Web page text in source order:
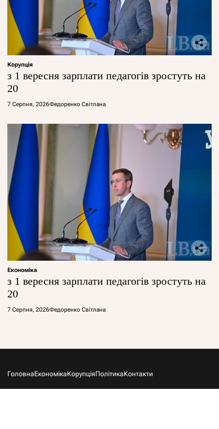
Корупція
з 1 вересня зарплати педагогів зростуть на
20
7 Серпня, 2026Федоренко Світлана
Економіка
з 1 вересня зарплати педагогів зростуть на
20
7 Серпня, 2026Федоренко Світлана
ГоловнаЕкономікаКорупціяПолітикаКонтакти